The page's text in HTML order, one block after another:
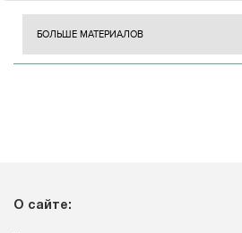
БОЛЬШЕ МАТЕРИАЛОВ
О сайте: